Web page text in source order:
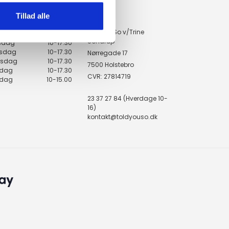
Tillad alle
10-17.30
10-17.30
10-17.30
10-17.30
10-15.00
ToldYouSo v/Trine
Sondrup
Nørregade 17
7500 Holstebro
CVR: 27814719
23 37 27 84 (Hverdage 10-
16)
kontakt@toldyouso.dk